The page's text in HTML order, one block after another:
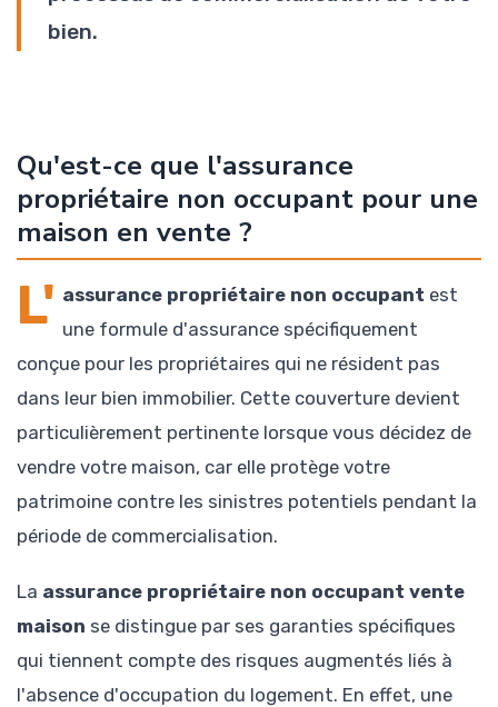
bien.
Qu'est-ce que l'assurance
propriétaire non occupant pour une
maison en vente ?
L' assurance propriétaire non occupant est
une formule d'assurance spécifiquement
conçue pour les propriétaires qui ne résident pas
dans leur bien immobilier. Cette couverture devient
particulièrement pertinente lorsque vous décidez de
vendre votre maison, car elle protège votre
patrimoine contre les sinistres potentiels pendant la
période de commercialisation.
La assurance propriétaire non occupant vente
maison se distingue par ses garanties spécifiques
qui tiennent compte des risques augmentés liés à
l'absence d'occupation du logement. En effet, une